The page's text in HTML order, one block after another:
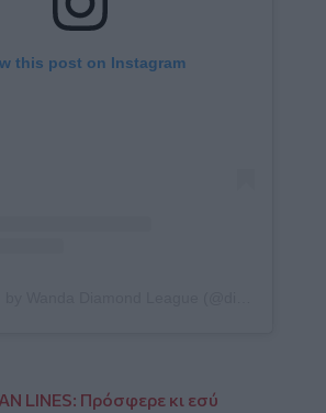
this post on Instagram
LINES: Πρόσφερε κι εσύ